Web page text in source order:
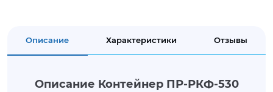
Описание Характеристики Отзывы
Описание Контейнер ПР-РКФ-530